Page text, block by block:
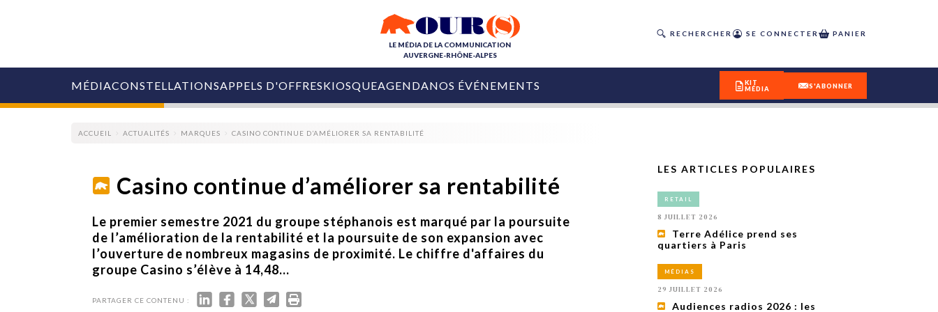
LE MÉDIA DE LA COMMUNICATION
AUVERGNE-RHÔNE-ALPES
RECHERCHER SE CONNECTER PANIER
MÉDIA
COLLECTIVITÉS
MARQUES
AGENCES
RETAIL
MÉDIAS
ÉVÉNEMENTIELS
Nice : Denis Zanon
est décédé
COLLECTIVITÉS
31 JUILLET 2026
Ardèche
Tourisme lance
29 JUILLET 2026
CONSTELLATIONSAPPELS D'OFFRESKIOSQUEAGENDANOS ÉVÉNEMENTS
OURS DU DIGITAL
LES RENDEZ-VOUS MÉDIA
INFLUENCE IA
KIT
MÉDIA
S'ABONNER
ACCUEIL ACTUALITÉS MARQUES CASINO CONTINUE D’AMÉLIORER SA RENTABILITÉ
Casino continue d’améliorer sa rentabilité
Le premier semestre 2021 du groupe stéphanois est marqué par la poursuite
de l’amélioration de la rentabilité et la poursuite de son expansion avec
l’ouverture de nombreux magasins de proximité. Le chiffre d'affaires du
groupe Casino s’élève à 14,48...
PARTAGER CE CONTENU :
LES ARTICLES POPULAIRES
RETAIL
8 JUILLET 2026
Terre Adélice prend ses
quartiers à Paris
MÉDIAS
29 JUILLET 2026
Audiences radios 2026 : les